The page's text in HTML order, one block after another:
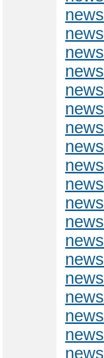
news
news
news
news
news
news
news
news
news
news
news
news
news
news
news
news
news
news
news